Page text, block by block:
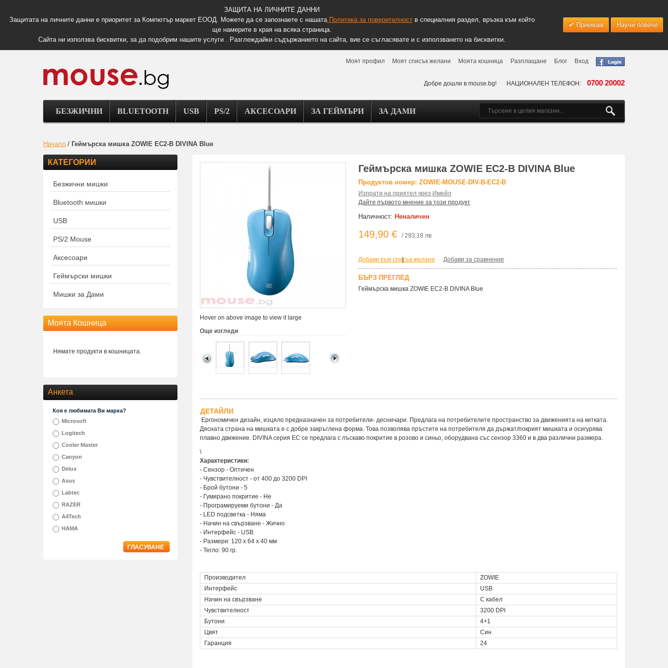
ЗАЩИТА НА ЛИЧНИТЕ ДАННИ
Защитата на личните данни е приоритет за Компютър маркет ЕООД. Можете да се запознаете с нашатаПолитика за поверителноств специалния раздел, връзка към който
ще намерите в края на всяка страница.
Сайта ни използва бисквитки, за да подобрим нашите услуги . Разглеждайки съдържанието на сайта, вие се съгласявате и с използването на бисквитки.
Приемам Научи повече
Моят профил Моят списък желани Моята кошница Разплащане Блог Вход
Добре дошли в mouse.bg! НАЦИОНАЛЕН ТЕЛЕФОН: 0700 20002
БЕЗЖИЧНИ BLUETOOTH USB PS/2 АКСЕСОАРИ ЗА ГЕЙМЪРИ ЗА ДАМИ
Начало / Геймърска мишка ZOWIE EC2-B DIVINA Blue
Hover on above image to view it large
Още изгледи
Геймърска мишка ZOWIE EC2-B DIVINA Blue
Продуктов номер: ZOWIE-MOUSE-DIV-B-EC2-B
Изпрати на приятел чрез Имейл
Дайте първото мнение за този продукт
Наличност: Неналичен
149,90 € / 293,18 лв
Добави към списък желани
| Добави за сравнение
БЪРЗ ПРЕГЛЕД
Геймърска мишка ZOWIE EC2-B DIVINA Blue
ДЕТАЙЛИ
Ергономичен дизайн, изцяло предназначен за потребители- десничари. Предлага на потребителите пространство за движенията на китката.
Дясната страна на мишката е с добре закръглена форма. Това позволява пръстите на потребителя да държат/покрият мишката и осигурява
плавно движение. DIVINA серия EC се предлага с лъскаво покритие в розово и синьо, оборудвана със сензор 3360 и в два различни размера.
\
Характеристики:
- Сензор - Оптичен
- Чувствителност - от 400 до 3200 DPI
- Брой бутони - 5
- Гумирано покритие - Не
- Програмируеми бутони - Да
- LED подсветка - Няма
- Начин на свързване - Жично
- Интерфейс - USB
- Размери: 120 x 64 x 40 мм
- Тегло: 90 гр.
Производител
ZOWIE
Интерфейс
USB
Начин на свързване
С кабел
Чувствителност
3200 DPI
Бутони
4+1
Цвят
Син
Гаранция
24
КАТЕГОРИИ
Безжични мишки
Bluetooth мишки
USB
PS/2 Mouse
Аксесоари
Геймърски мишки
Мишки за Дами
Моята Кошница
Нямате продукти в кошницата.
Анкета
Коя е любимата Ви марка?
Microsoft
Logitech
Cooler Master
Canyon
Delux
Asus
Labtec
RAZER
A4Tech
HAMA
ГЛАСУВАНЕ